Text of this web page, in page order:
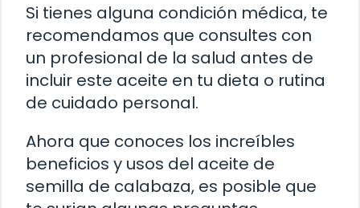
Si tienes alguna condición médica, te
recomendamos que consultes con
un profesional de la salud antes de
incluir este aceite en tu dieta o rutina
de cuidado personal.
Ahora que conoces los increíbles
beneficios y usos del aceite de
semilla de calabaza, es posible que